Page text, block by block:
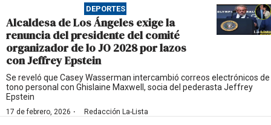
DEPORTES
Alcaldesa de Los Ángeles exige la
renuncia del presidente del comité
organizador de lo JO 2028 por lazos
con Jeffrey Epstein
Se reveló que Casey Wasserman intercambió correos electrónicos de
tono personal con Ghislaine Maxwell, socia del pederasta Jeffrey
Epstein
17 de febrero, 2026 · Redacción La-Lista